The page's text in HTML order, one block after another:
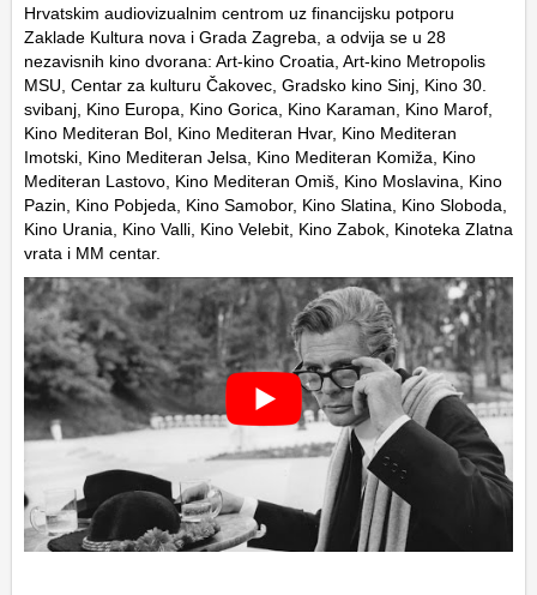
Hrvatskim audiovizualnim centrom uz financijsku potporu
Zaklade Kultura nova i Grada Zagreba, a odvija se u 28
nezavisnih kino dvorana: Art-kino Croatia, Art-kino Metropolis
MSU, Centar za kulturu Čakovec, Gradsko kino Sinj, Kino 30.
svibanj, Kino Europa, Kino Gorica, Kino Karaman, Kino Marof,
Kino Mediteran Bol, Kino Mediteran Hvar, Kino Mediteran
Imotski, Kino Mediteran Jelsa, Kino Mediteran Komiža, Kino
Mediteran Lastovo, Kino Mediteran Omiš, Kino Moslavina, Kino
Pazin, Kino Pobjeda, Kino Samobor, Kino Slatina, Kino Sloboda,
Kino Urania, Kino Valli, Kino Velebit, Kino Zabok, Kinoteka Zlatna
vrata i MM centar.